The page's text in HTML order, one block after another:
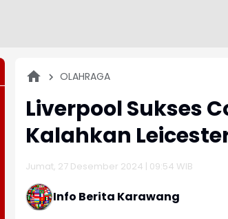
OLAHRAGA
Liverpool Sukses
Kalahkan
Jumat, 27 Desember 2024 | 09:54 WIB
Info Berita Karawang